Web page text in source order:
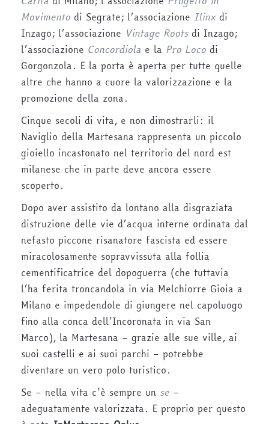
Movimento di Segrate; l’associazione Ilinx di
Inzago; l’associazione Vintage Rootsdi Inzago;
l’associazione Concordiola e la Pro Loco di
Gorgonzola. E la porta è aperta per tutte quelle
altre che hanno a cuore la valorizzazione e la
promozione della zona.
Cinque secoli di vita, e non dimostrarli: il
Naviglio della Martesana rappresenta un piccolo
gioiello incastonato nel territorio del nord est
milanese che in parte deve ancora essere
scoperto.
Dopo aver assistito da lontano alla disgraziata
distruzione delle vie d’acqua interne ordinata dal
nefasto piccone risanatore fascista ed essere
miracolosamente sopravvissuta alla follia
cementificatrice del dopoguerra (che tuttavia
l’ha ferita troncandola in via Melchiorre Gioia a
Milano e impedendole di giungere nel capoluogo
fino alla conca dell’Incoronata in via San
Marco), la Martesana – grazie alle sue ville, ai
suoi castelli e ai suoi parchi – potrebbe
diventare un vero polo turistico.
Se – nella vita c’è sempre un se –
adeguatamente valorizzata. E proprio per questo